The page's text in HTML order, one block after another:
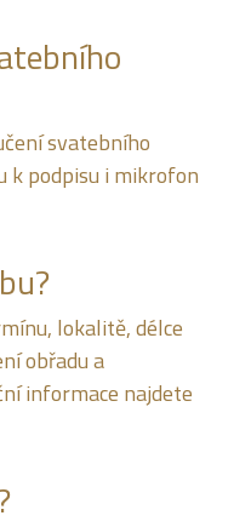
svatebního
k podpisu i mikrofon
lokalitě, délce
obřadu a
informace najdete